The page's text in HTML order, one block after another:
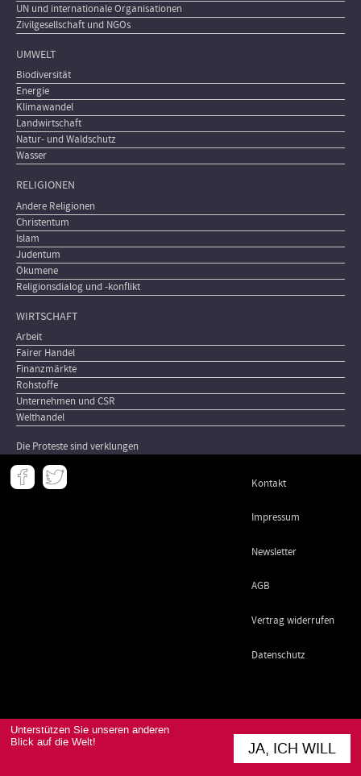
Unterstützen Sie unseren anderen
Blick auf die Welt!
JA, ICH WILL
UN und internationale Organisationen
Zivilgesellschaft und NGOs
UMWELT
Biodiversität
Energie
Klimawandel
Landwirtschaft
Natur- und Waldschutz
Wasser
RELIGIONEN
Andere Religionen
Christentum
Islam
Judentum
Ökumene
Religionsdialog und -konflikt
WIRTSCHAFT
Arbeit
Fairer Handel
Finanzmärkte
Rohstoffe
Unternehmen und CSR
Welthandel
Die Proteste sind verklungen
Meta
- Kontakt
Impressum
Newsletter
AGB
Vertrag widerrufen
Datenschutz